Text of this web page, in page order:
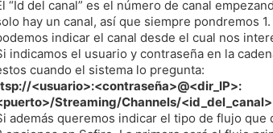
“Id del canal” es el número de canal
hay un canal, así que siempre pondremos
indicar el canal desde el cual nos
indicamos el usuario y contraseña en la
cuando el sistema lo pregunta:
<usuario>:<contraseña>@<dir_IP>:
Streaming/Channels/<id_del_canal>
además queremos indicar el tipo de flujo